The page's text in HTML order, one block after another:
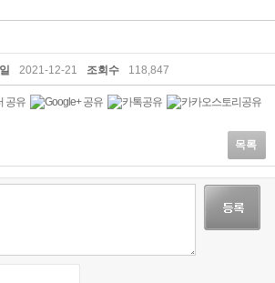
2021-12-21 조회수 118,847
목록